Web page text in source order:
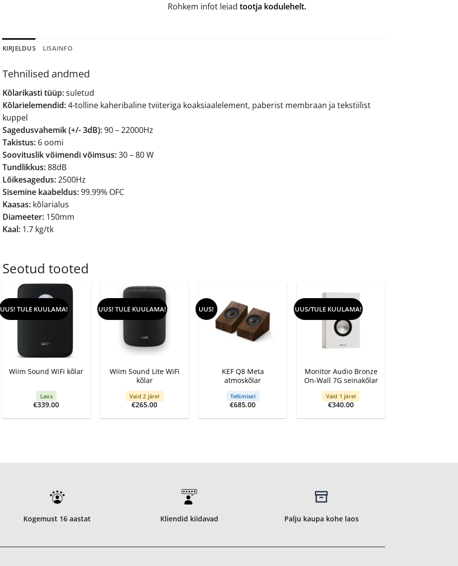
Rohkem infot leiad tootja kodulehelt.
KIRJELDUS LISAINFO
Tehnilised andmed
Kõlarikasti tüüp:suletud
Kõlarielemendid:4-tolline kaheribaline tviiteriga koaksiaalelement, paberist membraan ja tekstiilist
kuppel
Sagedusvahemik (+/- 3dB):90 – 22000Hz
Takistus:6 oomi
Soovituslik võimendi võimsus:30 – 80 W
Tundlikkus:88dB
Lõikesagedus:2500Hz
Sisemine kaabeldus:99.99% OFC
Kaasas:kõlarialus
Diameeter:150mm
Kaal:1.7 kg/tk
Seotud tooted
UUS! TULE KUULAMA!
Wiim Sound WiFi kõlar
Laos
€339.00
UUS! TULE KUULAMA!
Wiim Sound Lite WiFi
kõlar
Vaid 2 järel
€265.00
UUS!
KEF Q8 Meta
atmoskõlar
Tellimisel
€685.00
UUS/TULE KUULAMA!
Monitor Audio Bronze
On-Wall 7G seinakõlar
Vaid 1 järel
€340.00
Kogemust 16 aastat Kliendid kiidavad Palju kaupa kohe laos